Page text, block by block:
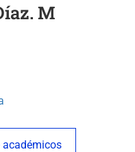
M
académicos